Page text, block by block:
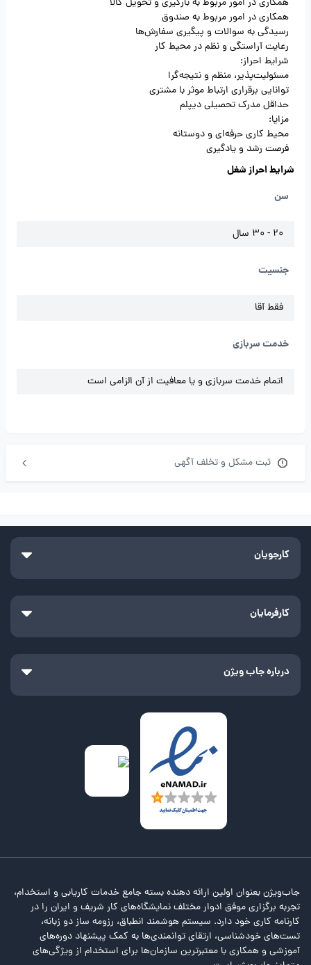
همکاری در امور مربوط به بارگیری و تحویل کالا
همکاری در امور مربوط به صندوق
رسیدگی به سوالات و پیگیری سفارش‌ها
رعایت آراستگی و نظم در محیط کار
شرایط احراز:
مسئولیت‌پذیر، منظم و نتیجه‌گرا
توانایی برقراری ارتباط موثر با مشتری
حداقل مدرک تحصیلی دیپلم
مزایا:
محیط کاری حرفه‌ای و دوستانه
فرصت رشد و یادگیری
شرایط احراز شغل
سن
20 - 30 سال
جنسیت
فقط آقا
خدمت سربازی
اتمام خدمت سربازی و یا معافیت از آن الزامی است
ثبت مشکل و تخلف آگهی
کارجویان
کارفرمایان
درباره جاب ویژن
جاب‌ویژن بعنوان اولین ارائه دهنده بسته جامع خدمات کاریابی و استخدام،
تجربه برگزاری موفق ادوار مختلف نمایشگاه‌های کار شریف و ایران را در
کارنامه کاری خود دارد. سیستم هوشمند انطباق، رزومه ساز دو زبانه،
تست‌های خودشناسی، ارتقای توانمندی‌ها به کمک پیشنهاد دوره‌های
آموزشی و همکاری با معتبرترین سازمان‌ها برای استخدام از ویژگی‌های